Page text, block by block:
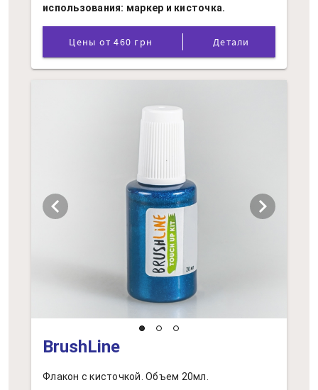
использования: маркер и кисточка.
Цены от 460 грн Детали
chevron_left chevron_right
BrushLine
Флакон с кисточкой. Объем 20мл.